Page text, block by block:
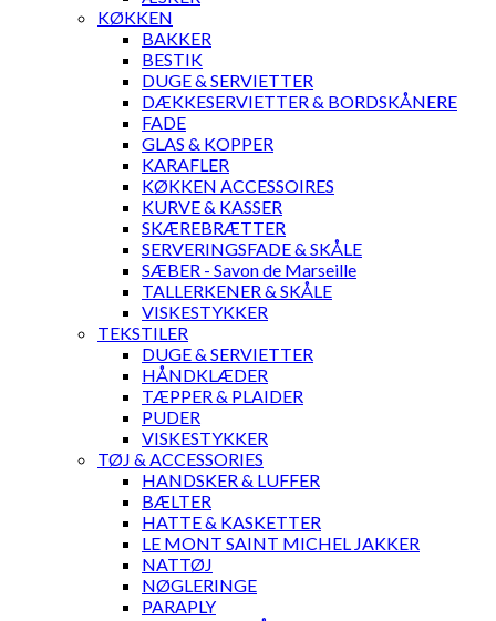
KØKKEN
BAKKER
BESTIK
DUGE & SERVIETTER
DÆKKESERVIETTER & BORDSKÅNERE
FADE
GLAS & KOPPER
KARAFLER
KØKKEN ACCESSOIRES
KURVE & KASSER
SKÆREBRÆTTER
SERVERINGSFADE & SKÅLE
SÆBER - Savon de Marseille
TALLERKENER & SKÅLE
VISKESTYKKER
TEKSTILER
DUGE & SERVIETTER
HÅNDKLÆDER
TÆPPER & PLAIDER
PUDER
VISKESTYKKER
TØJ & ACCESSORIES
HANDSKER & LUFFER
BÆLTER
HATTE & KASKETTER
LE MONT SAINT MICHEL JAKKER
NATTØJ
NØGLERINGE
PARAPLY